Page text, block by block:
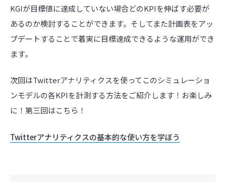
KGIが目標値に達成していない場合どのKPIを伸ばす必要が
あるのか検討することができます。そしてまた計画表をアッ
プデートすることで着実に目標達成できるような運用ができ
ます。
次回はTwitterアナリティクスを使ってこのシミュレーショ
ンモデルの各KPIを計測する方法をご紹介します！お楽しみ
に！第三回はこちら！
Twitterアナリティクスの基本的な使い方を学ぼう